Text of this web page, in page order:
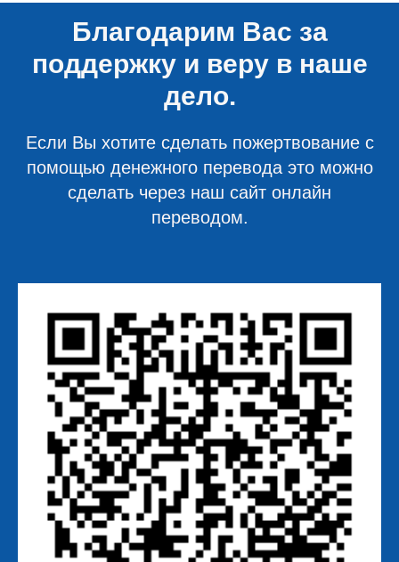
Благодарим Вас за
поддержку и веру в наше
дело.
Если Вы хотите сделать пожертвование с
помощью денежного перевода это можно
сделать через наш сайт онлайн
переводом.